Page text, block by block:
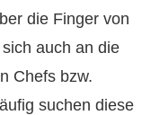
die Finger von
auch an die
Chefs bzw.
suchen diese